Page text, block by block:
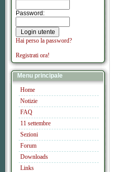
Password:
Hai perso la password?
Registrati ora!
Menu principale
Home
Notizie
FAQ
11 settembre
Sezioni
Forum
Downloads
Links